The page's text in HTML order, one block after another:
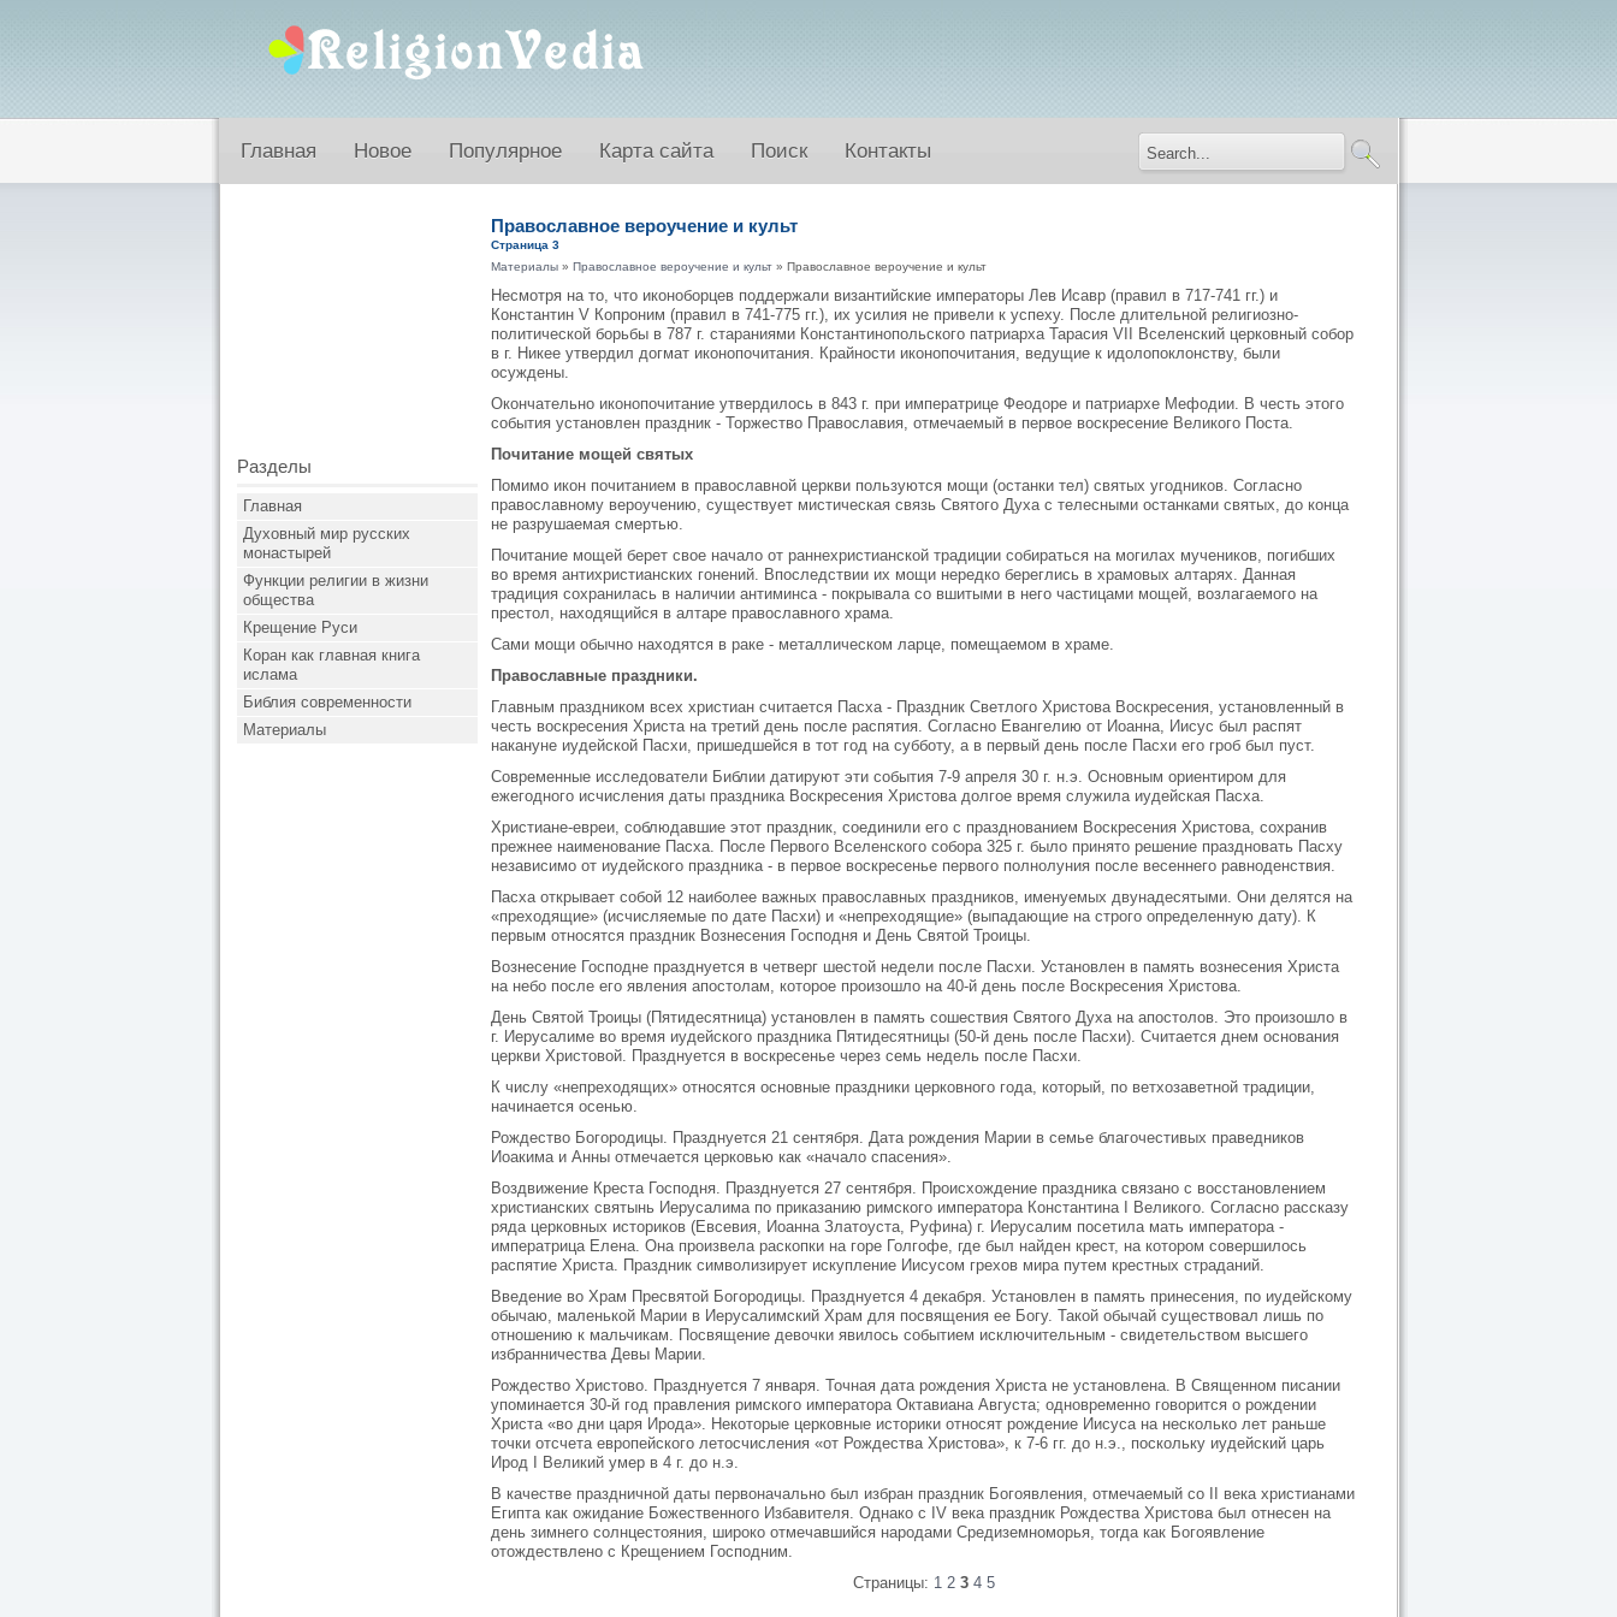
Главная Новое Популярное Карта сайта Поиск Контакты
Разделы
Главная
Духовный мир русских
монастырей
Функции религии в жизни
общества
Крещение Руси
Коран как главная книга
ислама
Библия современности
Материалы
Православное вероучение и культ
Страница 3
Материалы » Православное вероучение и культ » Православное вероучение и культ
Несмотря на то, что иконоборцев поддержали византийские императоры Лев Исавр (правил в 717-741 гг.) и
Константин V Копроним (правил в 741-775 гг.), их усилия не привели к успеху. После длительной религиозно-
политической борьбы в 787 г. стараниями Константинопольского патриарха Тарасия VII Вселенский церковный собор
в г. Никее утвердил догмат иконопочитания. Крайности иконопочитания, ведущие к идолопоклонству, были
осуждены.
Окончательно иконопочитание утвердилось в 843 г. при императрице Феодоре и патриархе Мефодии. В честь этого
события установлен праздник - Торжество Православия, отмечаемый в первое воскресение Великого Поста.
Почитание мощей святых
Помимо икон почитанием в православной церкви пользуются мощи (останки тел) святых угодников. Согласно
православному вероучению, существует мистическая связь Святого Духа с телесными останками святых, до конца
не разрушаемая смертью.
Почитание мощей берет свое начало от раннехристианской традиции собираться на могилах мучеников, погибших
во время антихристианских гонений. Впоследствии их мощи нередко береглись в храмовых алтарях. Данная
традиция сохранилась в наличии антиминса - покрывала со вшитыми в него частицами мощей, возлагаемого на
престол, находящийся в алтаре православного храма.
Сами мощи обычно находятся в раке - металлическом ларце, помещаемом в храме.
Православные праздники.
Главным праздником всех хри­стиан считается Пасха - Праздник Светлого Христова Воскресения, установленный в
честь воскресения Христа на третий день после распятия. Согласно Евангелию от Иоанна, Иисус был распят
накануне иудейской Пасхи, пришедшейся в тот год на субботу, а в первый день после Пасхи его гроб был пуст.
Современные исследователи Библии датируют эти события 7-9 апреля 30 г. н.э. Основным ориентиром для
ежегодного исчисления даты праздника Воскресения Христова долгое время служила иудейская Пасха.
Христиане-евреи, соблюдавшие этот праздник, соединили его с празднованием Воскресения Христова, сохранив
прежнее наименование Пасха. После Первого Вселенского собора 325 г. было принято решение праздновать Пасху
независимо от иудейского праздника - в первое воскресенье первого полнолуния после весеннего равноденствия.
Пасха открывает собой 12 наиболее важных православных праздников, именуемых двунадесятыми. Они делятся на
«преходящие» (исчисляемые по дате Пасхи) и «непреходящие» (выпадающие на строго определенную дату). К
первым относятся праздник Вознесения Господня и День Святой Троицы.
Вознесение Господне празднуется в четверг шестой недели после Пасхи. Установлен в память вознесения Христа
на небо после его явления апостолам, которое произошло на 40-й день после Воскресения Христова.
День Святой Троицы (Пятидесятница) установлен в память сошествия Святого Духа на апостолов. Это произошло в
г. Иерусалиме во время иудейского праздника Пятидесятницы (50-й день после Пасхи). Считается днем основания
церкви Христовой. Празднуется в воскресенье через семь недель после Пасхи.
К числу «непреходящих» относятся основные праздники церковного года, который, по ветхозаветной традиции,
начинается осенью.
Рождество Богородицы. Празднуется 21 сентября. Дата рождения Марии в семье благочестивых праведников
Иоакима и Анны отмечается церковью как «начало спасения».
Воздвижение Креста Господня. Празднуется 27 сентября. Происхождение праздника связано с восстановлением
христианских святынь Иерусалима по приказанию римского императора Константина I Великого. Согласно рассказу
ряда церковных историков (Евсевия, Иоанна Златоуста, Руфина) г. Иерусалим посетила мать императора -
императрица Елена. Она произвела раскопки на горе Голгофе, где был найден крест, на котором совершилось
распятие Христа. Праздник символизирует искупление Иисусом грехов мира путем крестных страданий.
Введение во Храм Пресвятой Богородицы. Празднуется 4 декабря. Установлен в память принесения, по иудейскому
обычаю, маленькой Марии в Иерусалимский Храм для посвящения ее Богу. Такой обычай существовал лишь по
отношению к мальчикам. Посвящение девочки явилось событием исключительным - свидетельством высшего
избранничества Девы Марии.
Рождество Христово. Празднуется 7 января. Точная дата рождения Христа не установлена. В Священном писании
упоминается 30-й год правления римского императора Октавиана Августа; одновременно говорится о рождении
Христа «во дни царя Ирода». Некоторые церковные историки относят рождение Иисуса на несколько лет раньше
точки отсчета европейского летосчисления «от Рождества Христова», к 7-6 гг. до н.э., поскольку иудейский царь
Ирод I Великий умер в 4 г. до н.э.
В качестве праздничной даты первоначально был избран праздник Богоявления, отмечаемый со II века христианами
Египта как ожидание Божественного Избавителя. Однако с IV века праздник Рождества Христова был отнесен на
день зимнего солнцестояния, широко отмечавшийся народами Средиземноморья, тогда как Богоявление
отождествлено с Крещением Господним.
Страницы: 1 2 3 4 5